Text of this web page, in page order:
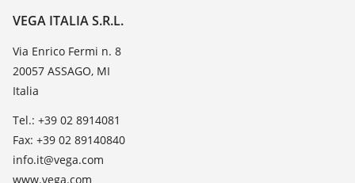
Lista resistenza
TeamViewer
Contatto
Novità
Stampa
Blog
VEGA ITALIA S.R.L.
Via Enrico Fermi n. 8
20057 ASSAGO, MI
Italia
Tel.: +39 02 8914081
Fax: +39 02 89140840
info.it@vega.com
www.vega.com